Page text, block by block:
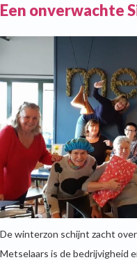
Een onverwachte
De winterzon schijnt zacht
Metselaars is de bedrijvigheid